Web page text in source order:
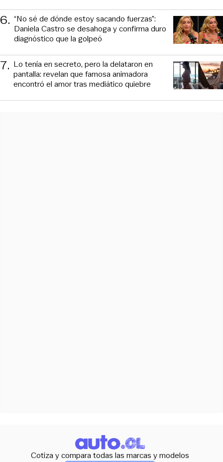
6. “No sé de dónde estoy sacando fuerzas”:
Daniela Castro se desahoga y confirma duro
diagnóstico que la golpeó
7. Lo tenía en secreto, pero la delataron en
pantalla: revelan que famosa animadora
encontró el amor tras mediático quiebre
Cotiza y compara todas las marcas y modelos